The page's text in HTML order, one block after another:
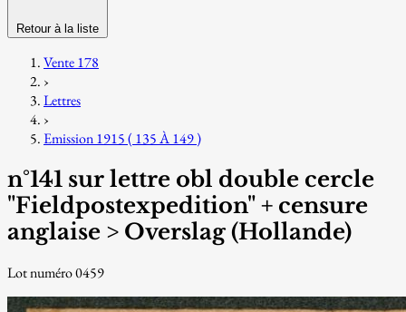
Retour à la liste
Vente 178
›
Lettres
›
Emission 1915 ( 135 À 149 )
n°141 sur lettre obl double cercle
"Fieldpostexpedition" + censure
anglaise > Overslag (Hollande)
Lot numéro 0459